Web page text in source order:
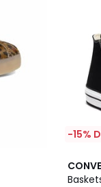
-15%
4,9
/ 5